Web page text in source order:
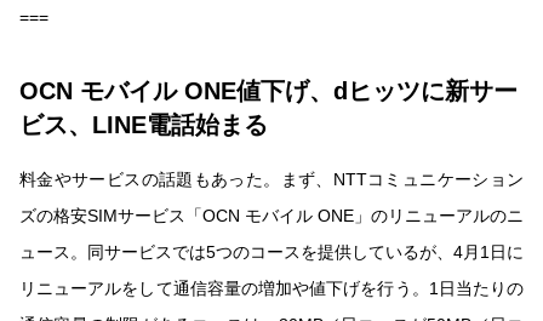
===
OCN モバイル ONE値下げ、dヒッツに新サー
ビス、LINE電話始まる
料金やサービスの話題もあった。まず、NTTコミュニケーション
ズの格安SIMサービス「OCN モバイル ONE」のリニューアルのニ
ュース。同サービスでは5つのコースを提供しているが、4月1日に
リニューアルをして通信容量の増加や値下げを行う。1日当たりの